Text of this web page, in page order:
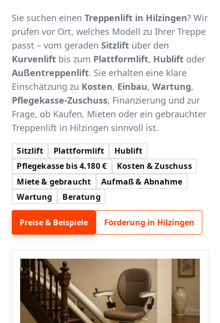
Sie suchen einen Treppenlift in Hilzingen? Wir
prüfen vor Ort, welches Modell zu Ihrer Treppe
passt – vom geraden Sitzlift über den
Kurvenlift bis zum Plattformlift, Hublift oder
Außentreppenlift. Sie erhalten eine klare
Einschätzung zu Kosten, Einbau, Wartung,
Pflegekasse-Zuschuss, Finanzierung und zur
Frage, ob Kaufen, Mieten oder ein gebrauchter
Treppenlift in Hilzingen sinnvoll ist.
Sitzlift Plattformlift
Hublift
Pflegekasse bis 4.180 €
Kosten & Zuschuss
Miete & gebraucht
Aufmaß & Abnahme
Wartung
Beratung
Preise & Beispiele Förderung in Hilzingen